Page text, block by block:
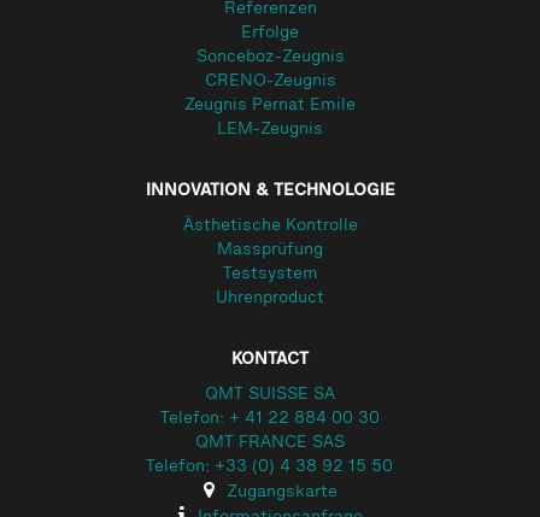
Referenzen
Erfolge
Sonceboz-Zeugnis
CRENO-Zeugnis
Zeugnis Pernat Emile
LEM-Zeugnis
INNOVATION & TECHNOLOGIE
Ästhetische Kontrolle
Massprüfung
Testsystem
Uhrenproduct
KONTACT
QMT SUISSE SA
Telefon: + 41 22 884 00 30
QMT FRANCE SAS
Telefon: +33 (0) 4 38 92 15 50
Zugangskarte